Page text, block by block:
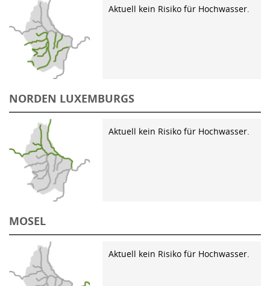
Aktuell kein Risiko für Hochwasser.
NORDEN LUXEMBURGS
Aktuell kein Risiko für Hochwasser.
MOSEL
Aktuell kein Risiko für Hochwasser.